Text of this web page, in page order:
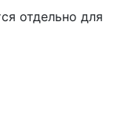
отдельно для